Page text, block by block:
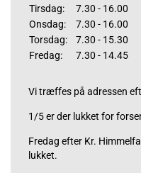
Tirsdag:
7.30 - 16.00
Onsdag:
7.30 - 16.00
Torsdag:
7.30 - 15.30
Fredag:
7.30 - 14.45
Vi træffes på adressen
1/5 er der lukket for
Fredag efter Kr.
lukket.